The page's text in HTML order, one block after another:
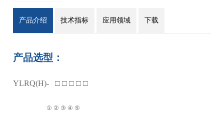
产品介绍 技术指标 应用领域 下载
产品选型：
YLRQ(H)- □ □ □ □ □
① ② ③ ④ ⑤